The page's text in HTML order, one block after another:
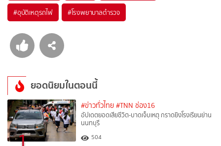
#อุบัติเหตุรถไฟ #โรงพยาบาลตำรวจ
ยอดนิยมในตอนนี้
#ข่าวทั่วไทย #TNN ช่อง16
อัปเดตยอดเสียชีวิต-บาดเจ็บเหตุ กราดยิงโรงเรียนย่าน
นนทบุรี
504